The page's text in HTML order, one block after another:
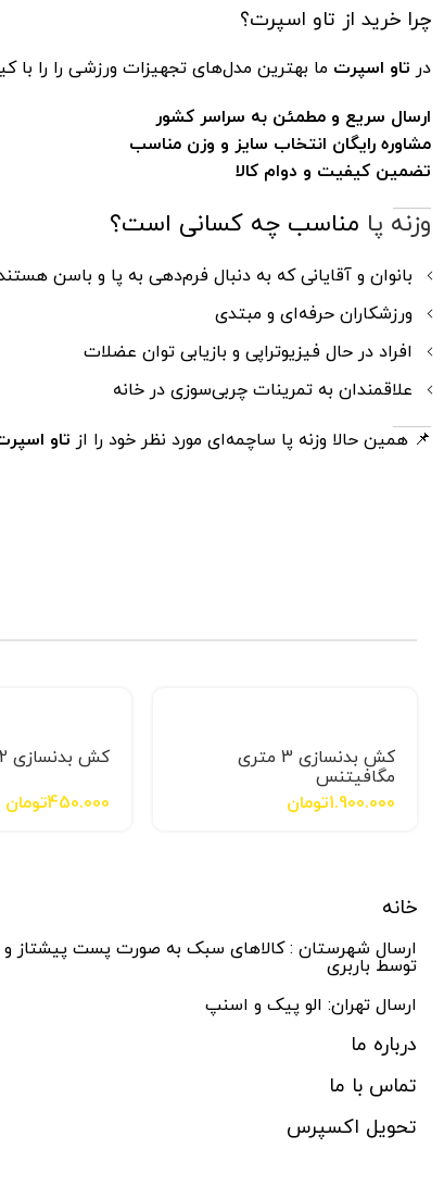
چرا خرید از تاو اسپرت؟
در تاو اسپرت ما بهترین مدل‌های تجهیزات ورزشی را را با
ارسال سریع و مطمئن به سراسر کشور
مشاوره رایگان انتخاب سایز و وزن مناسب
تضمین کیفیت و دوام کالا
وزنه پا مناسب چه کسانی است؟
بانوان و آقایانی که به دنبال فرم‌دهی به پا و باسن
ورزشکاران حرفه‌ای و مبتدی
افراد در حال فیزیوتراپی و بازیابی توان عضلات
علاقمندان به تمرینات چربی‌سوزی در خانه
📌 همین حالا وزنه پا ساچمه‌ای مورد نظر خود را از تاو
کش بدنسازی 3 متری
مگافیتنس
تومان1.900.000
کش بدنسازی 2 متری cx
تومان450.000
خانه
ارسال شهرستان : کالاهای سبک به صورت پست پیشتاز و
توسط باربری
ارسال تهران: الو پیک و اسنپ
درباره ما
تماس با ما
تحویل اکسپرس